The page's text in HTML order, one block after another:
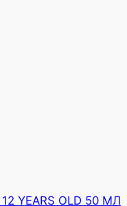
12 YEARS OLD 50 МЛ